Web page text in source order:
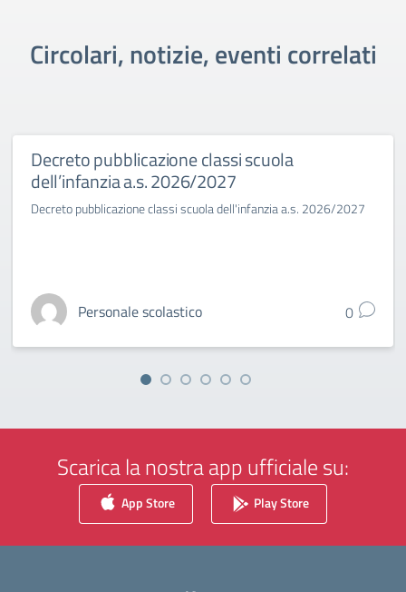
Circolari, notizie, eventi correlati
Decreto pubblicazione classi scuola
dell’infanzia a.s. 2026/2027
Decreto pubblicazione classi scuola dell'infanzia a.s. 2026/2027
Personale scolastico 0
Scarica la nostra app ufficiale su:
App Store Play Store